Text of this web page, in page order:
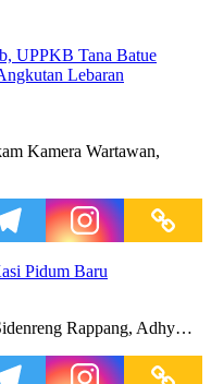
UPPKB Tana Batue
Lebaran
Kamera Wartawan,
Pidum Baru
Rappang, Adhy…